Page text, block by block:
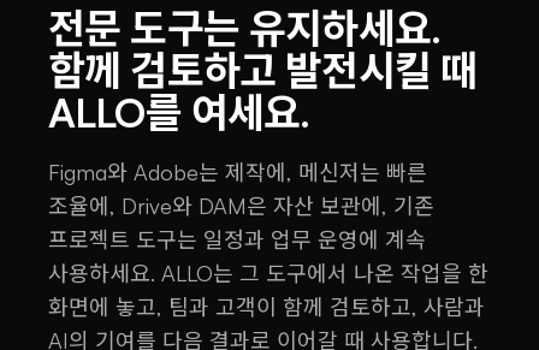
전문 도구는 유지하세요.
함께 검토하고 발전시킬 때
ALLO를 여세요.
Figma와 Adobe는 제작에, 메신저는 빠른
조율에, Drive와 DAM은 자산 보관에, 기존
프로젝트 도구는 일정과 업무 운영에 계속
사용하세요. ALLO는 그 도구에서 나온 작업을 한
화면에 놓고, 팀과 고객이 함께 검토하고, 사람과
AI의 기여를 다음 결과로 이어갈 때 사용합니다.